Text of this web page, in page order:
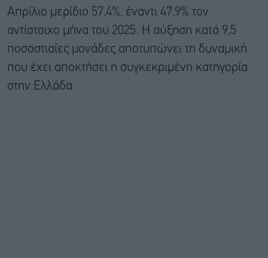
Απρίλιο μερίδιο 57,4%, έναντι 47,9% τον
αντίστοιχο μήνα του 2025. Η αύξηση κατά 9,5
ποσοστιαίες μονάδες αποτυπώνει τη δυναμική
που έχει αποκτήσει η συγκεκριμένη κατηγορία
στην Ελλάδα.